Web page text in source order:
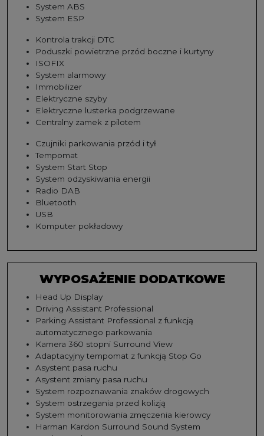
System ABS
System ESP
Kontrola trakcji DTC
Poduszki powietrzne przód boczne i kurtyny
ISOFIX
System alarmowy
Immobilizer
Elektryczne szyby
Elektryczne lusterka podgrzewane
Centralny zamek z pilotem
Czujniki parkowania przód i tył
Tempomat
System Start Stop
System odzyskiwania energii
Radio DAB
Bluetooth
USB
Komputer pokładowy
WYPOSAŻENIE DODATKOWE
Head Up Display
Driving Assistant Professional
Parking Assistant Professional z funkcją
automatycznego parkowania
Kamera 360 stopni Surround View
Adaptacyjny tempomat z funkcją Stop Go
Asystent pasa ruchu
Asystent zmiany pasa ruchu
System rozpoznawania znaków drogowych
System ostrzegania przed kolizją
System monitorowania zmęczenia kierowcy
Harman Kardon Surround Sound System